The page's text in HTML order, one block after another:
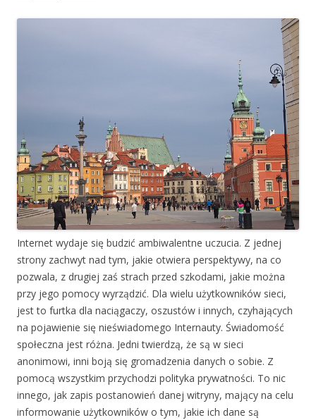
Internet wydaje się budzić ambiwalentne uczucia. Z jednej
strony zachwyt nad tym, jakie otwiera perspektywy, na co
pozwala, z drugiej zaś strach przed szkodami, jakie można
przy jego pomocy wyrządzić. Dla wielu użytkowników sieci,
jest to furtka dla naciągaczy, oszustów i innych, czyhających
na pojawienie się nieświadomego Internauty. Świadomość
społeczna jest różna. Jedni twierdzą, że są w sieci
anonimowi, inni boją się gromadzenia danych o sobie. Z
pomocą wszystkim przychodzi polityka prywatności. To nic
innego, jak zapis postanowień danej witryny, mający na celu
informowanie użytkowników o tym, jakie ich dane są